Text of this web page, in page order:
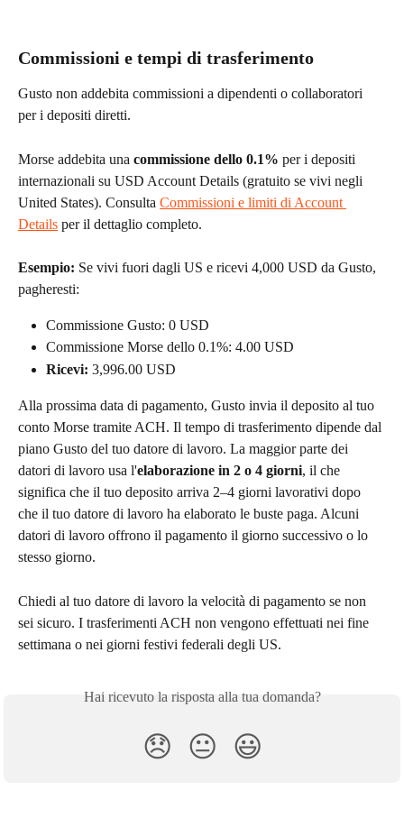
Commissioni e tempi di trasferimento
Gusto non addebita commissioni a dipendenti o collaboratori
per i depositi diretti.
Morse addebita una commissione dello 0.1% per i depositi
internazionali su USD Account Details (gratuito se vivi negli
United States). Consulta Commissioni e limiti di Account
Details per il dettaglio completo.
Esempio: Se vivi fuori dagli US e ricevi 4,000 USD da Gusto,
pagheresti:
Commissione Gusto: 0 USD
Commissione Morse dello 0.1%: 4.00 USD
Ricevi: 3,996.00 USD
Alla prossima data di pagamento, Gusto invia il deposito al tuo
conto Morse tramite ACH. Il tempo di trasferimento dipende dal
piano Gusto del tuo datore di lavoro. La maggior parte dei
datori di lavoro usa l'elaborazione in 2 o 4 giorni, il che
significa che il tuo deposito arriva 2–4 giorni lavorativi dopo
che il tuo datore di lavoro ha elaborato le buste paga. Alcuni
datori di lavoro offrono il pagamento il giorno successivo o lo
stesso giorno.
Chiedi al tuo datore di lavoro la velocità di pagamento se non
sei sicuro. I trasferimenti ACH non vengono effettuati nei fine
settimana o nei giorni festivi federali degli US.
Hai ricevuto la risposta alla tua domanda?
😞 😐 😃